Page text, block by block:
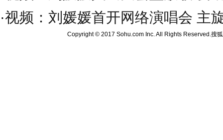
·视频：刘媛媛首开网络演唱会 主
Copyright © 2017 Sohu.com Inc. All Rights Reserved.搜